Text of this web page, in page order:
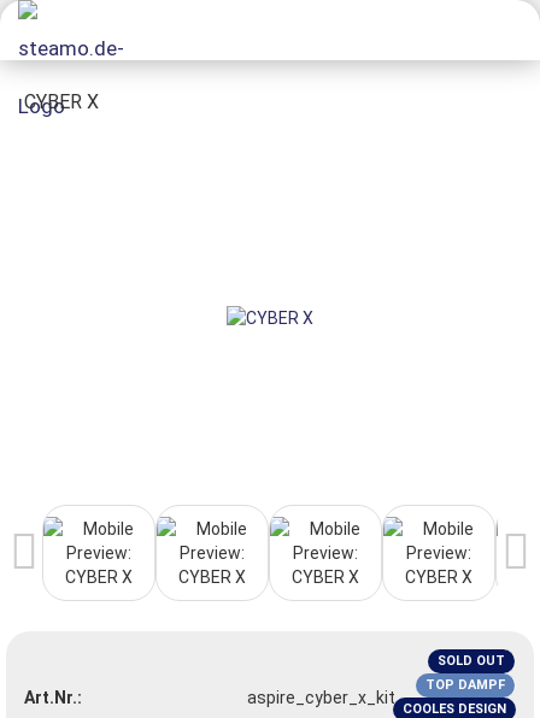
CYBER X
SOLD OUT
TOP DAMPF
COOLES DESIGN
Art.Nr.:
aspire_cyber_x_kit